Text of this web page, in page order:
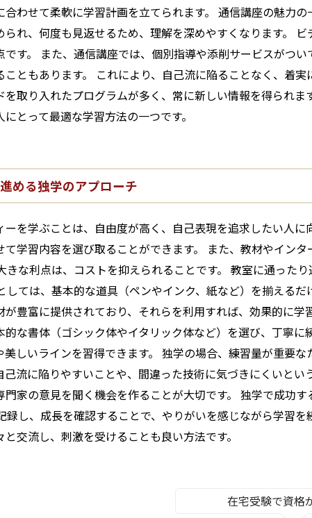
わせて柔軟に学習計画を立てられます。 通信講座の魅力
られ、何度も見返せるため、理解を深めやすくなります。
です。 また、通信講座では、個別指導や添削サービスがつ
こともあります。 これにより、自己流に陥ることなく、着
を取り入れたプログラムが多く、常に新しい情報を得られ
とって最適な学習方法の一つです。
める独学のアプローチ
ーを学ぶことは、自由度が高く、自己表現を追求したい人
て学習内容を選び取ることができます。 また、教材やイン
きな利点は、コストを抑えられることです。 教室に通った
しては、基本的な道具（ペンやインク、紙など）を揃える
が豊富に提供されており、それらを利用すれば、効果的に
的な書体（ゴシック体やイタリック体など）を選び、丁寧
美しいラインを習得できます。 独学の場合、練習量が重要
己流に陥りやすいことや、間違った技術に気づきにくいと
門家の意見を聞く機会を作ることが大切です。 独学で成功
録し、成長を確認することで、やりがいを感じながら学習
交流し、刺激を受けることも良い方法です。
在宅受験で資格